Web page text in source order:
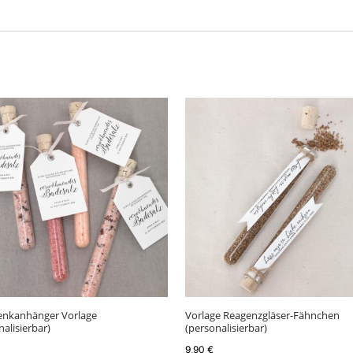
Vorlage
Vorlage Reagenzgläser-Fähnchen
(personalisierbar)
9,90 €